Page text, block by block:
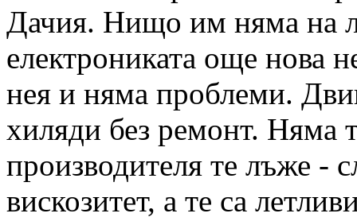
Дачия. Нищо им няма на
електрониката още нова
нея и няма проблеми.
хиляди без ремонт. Няма
производителя те лъже -
вискозитет, а те са